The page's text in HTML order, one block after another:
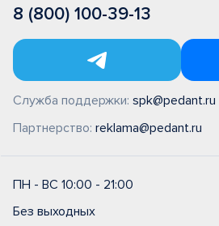
8 (800) 100-39-13
Служба поддержки: spk@pedant.ru
Партнерство: reklama@pedant.ru
ПН - ВС 10:00 - 21:00
Без выходных